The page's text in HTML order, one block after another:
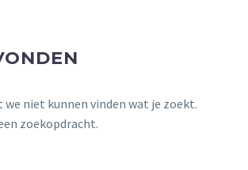
niet kunnen vinden wat je zoekt.
zoekopdracht.